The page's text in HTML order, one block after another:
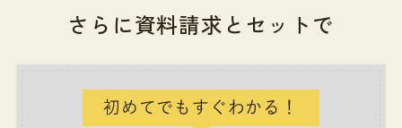
さらに資料請求とセットで
初めてでもすぐわかる！